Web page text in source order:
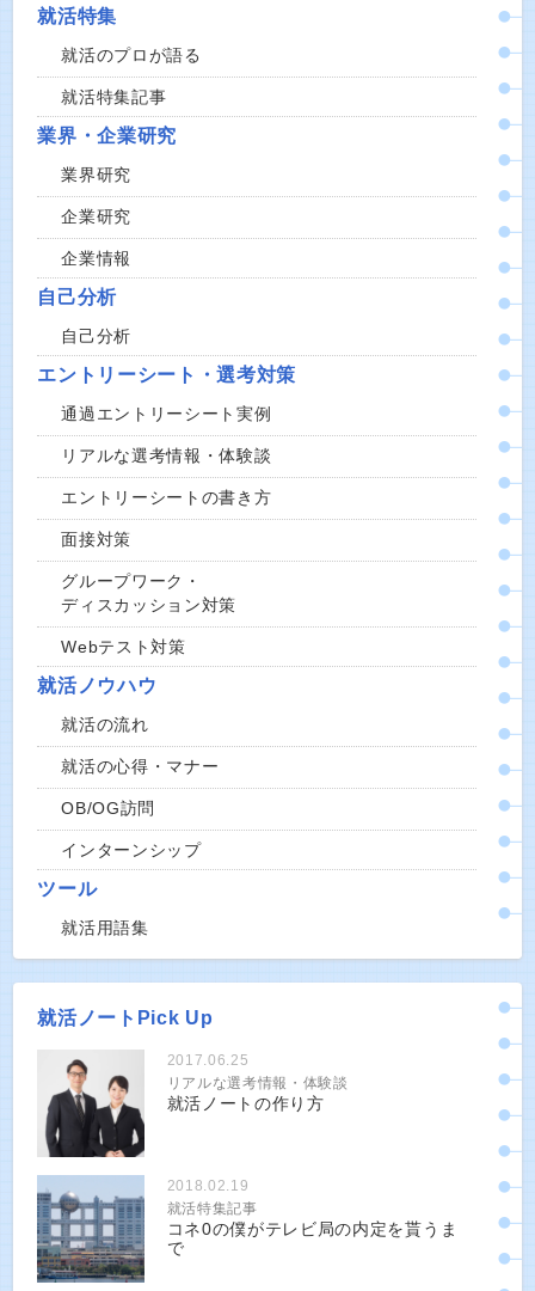
就活特集
就活のプロが語る
就活特集記事
業界・企業研究
業界研究
企業研究
企業情報
自己分析
自己分析
エントリーシート・選考対策
通過エントリーシート実例
リアルな選考情報・体験談
エントリーシートの書き方
面接対策
グループワーク・
ディスカッション対策
Webテスト対策
就活ノウハウ
就活の流れ
就活の心得・マナー
OB/OG訪問
インターンシップ
ツール
就活用語集
就活ノートPick Up
2017.06.25
リアルな選考情報・体験談
就活ノートの作り方
2018.02.19
就活特集記事
コネ0の僕がテレビ局の内定を貰うま
で